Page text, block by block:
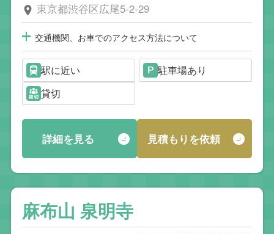
東京都渋谷区広尾5-2-29
交通機関、お車でのアクセス方法について
駅に近い
駐車場あり
貸切
詳細を見る 見積もりを依頼
麻布山 泉明寺